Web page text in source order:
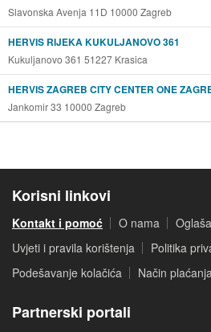
Slavonska Avenja 11D 10000 Zagreb
HERVIS RIJEKA KUKULJANOVO 361
Kukuljanovo 361 51227 Krasica
HERVIS ZAGREB CITY CENTER ONE
Jankomir 33 10000 Zagreb
Korisni linkovi
Kontakt i pomoć O nama
Uvjeti i pravila korištenja
Politika
Podešavanje kolačića
Način plaćanja
Partnerski portali